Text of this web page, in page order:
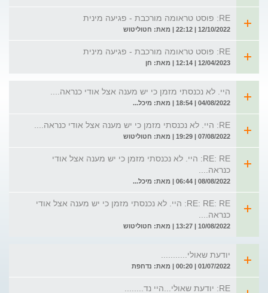
RE: פוסט טראומה מורכבת - פגיעה מינית
12/10/2022 | 22:12 | מאת: חטוליטוש
RE: פוסט טראומה מורכבת - פגיעה מינית
12/04/2023 | 12:14 | מאת: חן
היי. לא נכנסתי מזמן כי יש מענה אצל אודי כנראה....
04/08/2022 | 18:54 | מאת: מיכל...
RE: היי. לא נכנסתי מזמן כי יש מענה אצל אודי כנראה....
07/08/2022 | 19:29 | מאת: חטוליטוש
RE: RE: היי. לא נכנסתי מזמן כי יש מענה אצל אודי
כנראה....
08/08/2022 | 06:44 | מאת: מיכל...
RE: RE: RE: היי. לא נכנסתי מזמן כי יש מענה אצל אודי
כנראה....
10/08/2022 | 13:27 | מאת: חטוליטוש
יודעת שאולי...........
01/07/2022 | 00:20 | מאת: נדחפת
RE: יודעת שאולי...היי נד........